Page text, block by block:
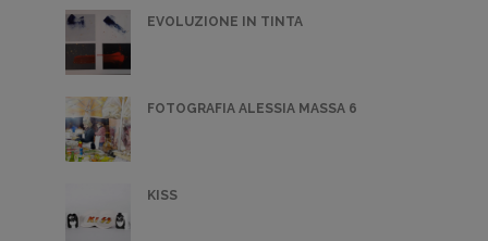
EVOLUZIONE IN TINTA
FOTOGRAFIA ALESSIA MASSA 6
KISS